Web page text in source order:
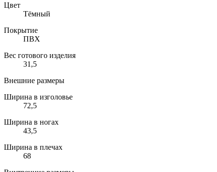
Цвет
Тёмный
Покрытие
ПВХ
Вес готового изделия
31,5
Внешние размеры
Ширина в изголовье
72,5
Ширина в ногах
43,5
Ширина в плечах
68